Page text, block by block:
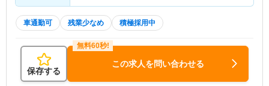
車通勤可 残業少なめ 積極採用中
保存する
この求人を問い合わせる